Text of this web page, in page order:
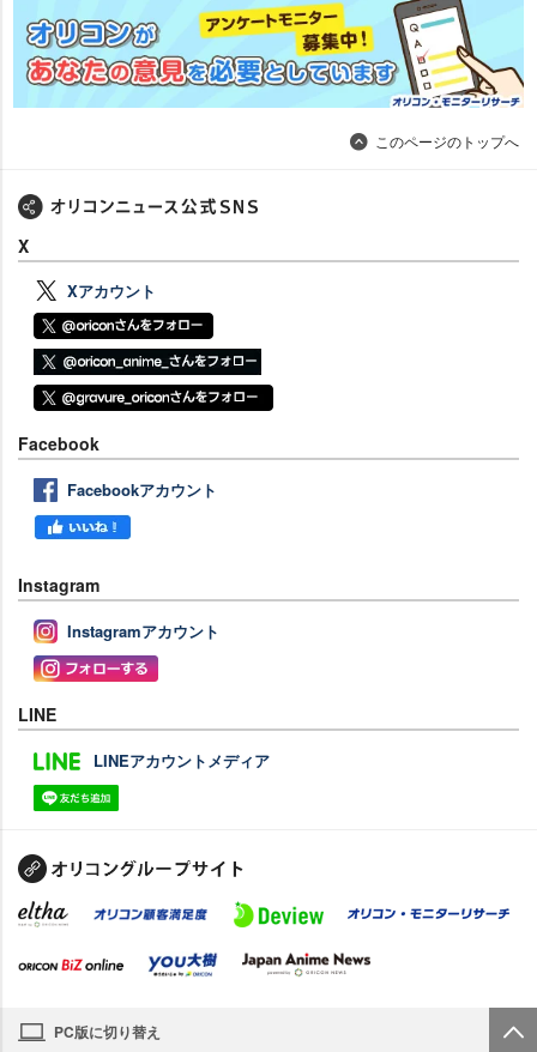
このページのトップへ
X
Xアカウント
Facebook
Facebookアカウント
Instagram
Instagramアカウント
LINE
LINEアカウントメディア
PC版に切り替え